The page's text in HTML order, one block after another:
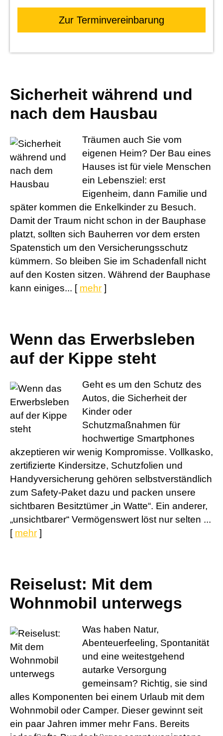
Zur Terminvereinbarung
Sicherheit während und
nach dem Hausbau
Träumen auch Sie vom
eigenen Heim? Der Bau eines
Hauses ist für viele Menschen
ein Lebensziel: erst
Eigenheim, dann Familie und
später kommen die Enkelkinder zu Besuch.
Damit der Traum nicht schon in der Bauphase
platzt, sollten sich Bauherren vor dem ersten
Spatenstich um den Versicherungsschutz
kümmern. So bleiben Sie im Schadenfall nicht
auf den Kosten sitzen. Während der Bauphase
kann einiges... [ mehr ]
Wenn das Erwerbsleben
auf der Kippe steht
Geht es um den Schutz des
Autos, die Sicherheit der
Kinder oder
Schutzmaßnahmen für
hochwertige Smartphones
akzeptieren wir wenig Kompromisse. Vollkasko,
zertifizierte Kindersitze, Schutzfolien und
Handyversicherung gehören selbstverständlich
zum Safety-Paket dazu und packen unsere
sichtbaren Besitztümer „in Watte“. Ein anderer,
„unsichtbarer“ Vermögenswert löst nur selten ...
[ mehr ]
Reiselust: Mit dem
Wohnmobil unterwegs
Was haben Natur,
Abenteuerfeeling, Spontanität
und eine weitestgehend
autarke Versorgung
gemeinsam? Richtig, sie sind
alles Komponenten bei einem Urlaub mit dem
Wohnmobil oder Camper. Dieser gewinnt seit
ein paar Jahren immer mehr Fans. Bereits